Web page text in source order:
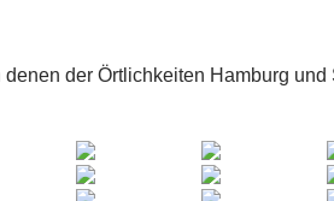
der Örtlichkeiten Hamburg und